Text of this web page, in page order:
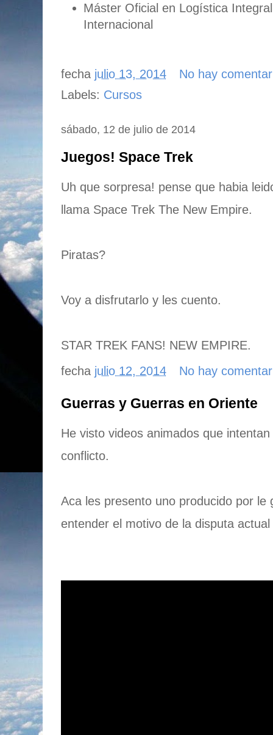
Máster Oficial en Logística
Internacional
fecha julio 13, 2014
No hay
Labels: Cursos
sábado, 12 de julio de 2014
Juegos! Space Trek
Uh que sorpresa! pense que habia
llama Space Trek The New Empire.
Piratas?
Voy a disfrutarlo y les cuento.
STAR TREK FANS! NEW EMPIRE.
fecha julio 12, 2014 No hay
Guerras y Guerras en Oriente
He visto videos animados que
conflicto.
Aca les presento uno producido por le
entender el motivo de la disputa actual